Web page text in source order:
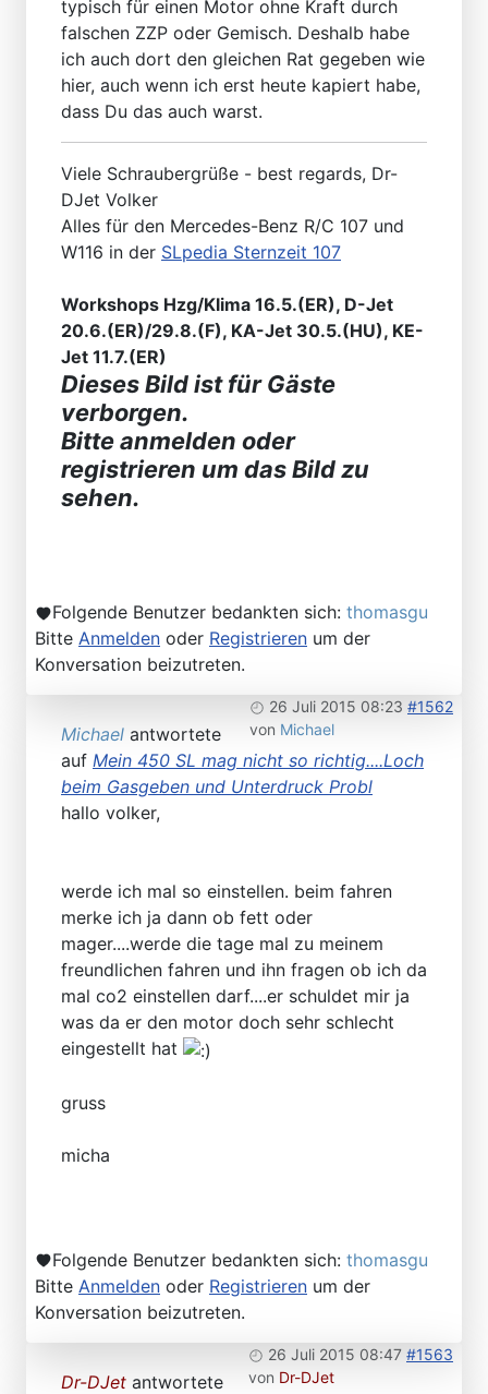
typisch für einen Motor ohne Kraft durch
falschen ZZP oder Gemisch. Deshalb habe
ich auch dort den gleichen Rat gegeben wie
hier, auch wenn ich erst heute kapiert habe,
dass Du das auch warst.
Viele Schraubergrüße - best regards, Dr-
DJet Volker
Alles für den Mercedes-Benz R/C 107 und
W116 in der SLpedia Sternzeit 107
Workshops Hzg/Klima 16.5.(ER), D-Jet
20.6.(ER)/29.8.(F), KA-Jet 30.5.(HU), KE-
Jet 11.7.(ER)
Dieses Bild ist für Gäste
verborgen.
Bitte anmelden oder
registrieren um das Bild zu
sehen.
Folgende Benutzer bedankten sich: thomasgu
Bitte Anmelden oder Registrieren um der
Konversation beizutreten.
26 Juli 2015 08:23 #1562
von Michael
Michael antwortete
auf Mein 450 SL mag nicht so richtig....Loch
beim Gasgeben und Unterdruck Probl
hallo volker,
werde ich mal so einstellen. beim fahren
merke ich ja dann ob fett oder
mager....werde die tage mal zu meinem
freundlichen fahren und ihn fragen ob ich da
mal co2 einstellen darf....er schuldet mir ja
was da er den motor doch sehr schlecht
eingestellt hat
gruss
micha
Folgende Benutzer bedankten sich: thomasgu
Bitte Anmelden oder Registrieren um der
Konversation beizutreten.
26 Juli 2015 08:47 #1563
von Dr-DJet
Dr-DJet antwortete